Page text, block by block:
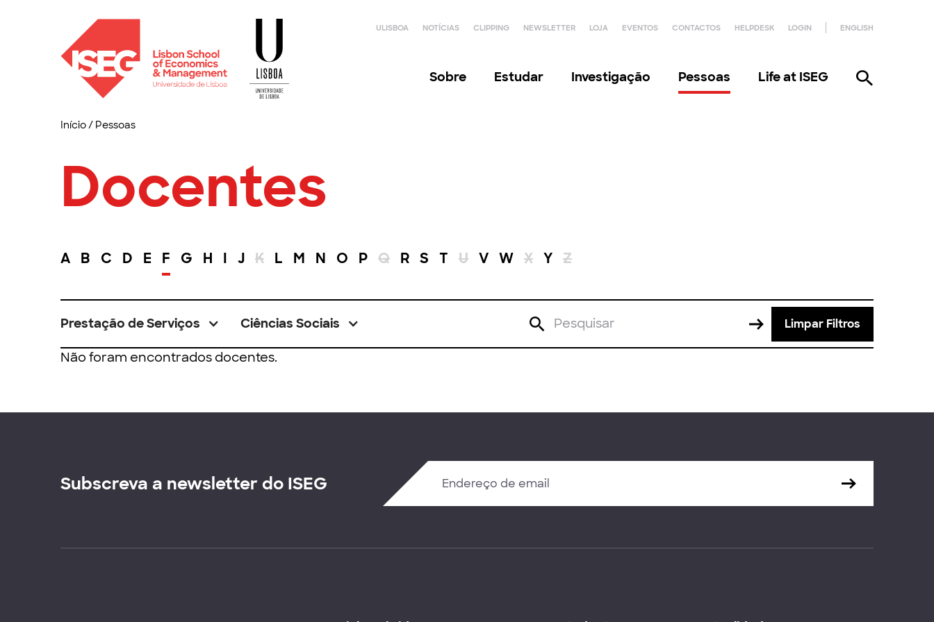
ULISBOA NOTÍCIAS CLIPPING NEWSLETTER LOJA EVENTOS CONTACTOS HELPDESK LOGIN ENGLISH
Sobre Estudar Investigação Pessoas Life at ISEG
Início/ Pessoas
Docentes
A B C D E F G H I J K L M N O P Q R S T U V W X Y Z
Prestação de Serviços Ciências Sociais Limpar Filtros
Não foram encontrados docentes.
Subscreva a newsletter do ISEG